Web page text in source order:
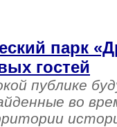
парк
гостей
публике
во